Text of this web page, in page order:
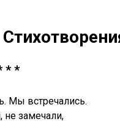
* *
Мы встречались.
не замечали,